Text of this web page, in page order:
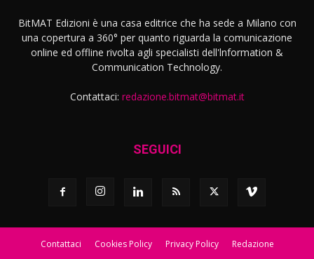
BitMAT Edizioni è una casa editrice che ha sede a Milano con
una copertura a 360° per quanto riguarda la comunicazione
online ed offline rivolta agli specialisti dell'lnformation &
Communication Technology.
Contattaci: redazione.bitmat@bitmat.it
SEGUICI
Contattaci Cookies Policy Privacy Policy Redazione